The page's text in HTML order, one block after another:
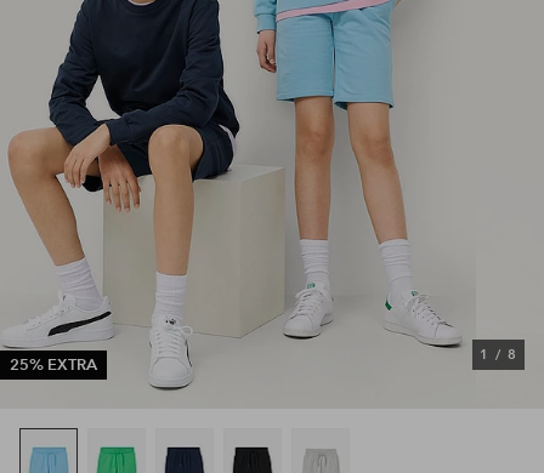
25% EXTRA
1 / 8